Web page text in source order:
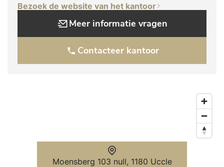
Bezoek de website van het kantoor
Meer informatie vragen
Contacteer kantoor
Moensberg 103 null, 1180 Uccle